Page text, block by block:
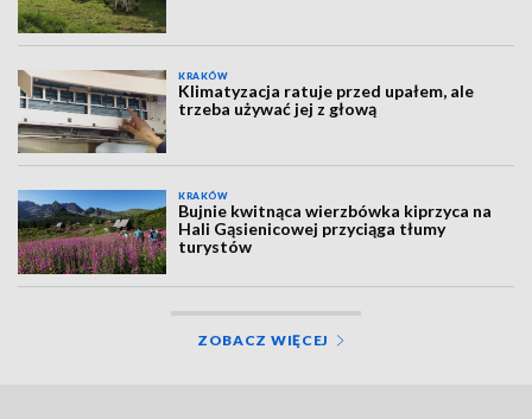
KRAKÓW
Klimatyzacja ratuje przed upałem, ale
trzeba używać jej z głową
KRAKÓW
Bujnie kwitnąca wierzbówka kiprzyca na
Hali Gąsienicowej przyciąga tłumy
turystów
ZOBACZ WIĘCEJ